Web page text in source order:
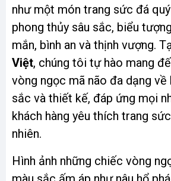
như một món trang sức đá
phong thủy sâu sắc, biểu
mắn, bình an và thịnh vượng.
Việt, chúng tôi tự hào mang
vòng ngọc mã não đa dạng về
sắc và thiết kế, đáp ứng mọi
khách hàng yêu thích trang
nhiên.
Hình ảnh những chiếc vòng